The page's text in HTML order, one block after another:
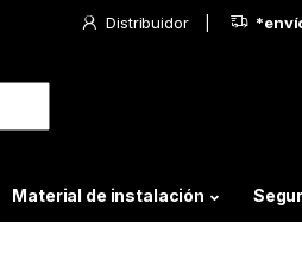
Distribuidor
Material de instalación